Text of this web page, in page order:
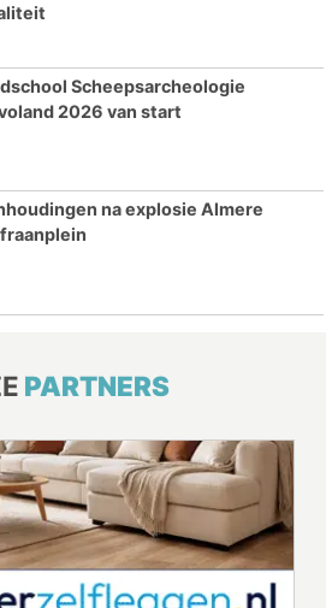
Scheepsarcheologie
2026 van start
na explosie Almere
PARTNERS